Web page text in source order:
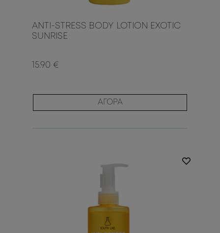
ANTI-STRESS BODY LOTION EXOTIC
SUNRISE
15.90 €
ΑΓΟΡΑ